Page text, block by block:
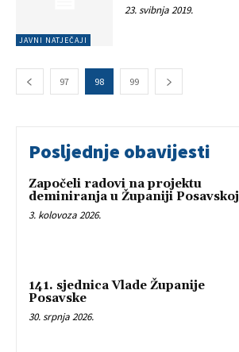
JAVNI NATJEČAJI
23. svibnja 2019.
97 98 99
Posljednje obavijesti
Započeli radovi na projektu
deminiranja u Županiji Posavskoj
3. kolovoza 2026.
141. sjednica Vlade Županije
Posavske
30. srpnja 2026.